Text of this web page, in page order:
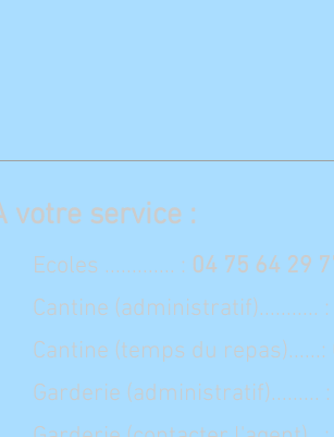
votre service :
Ecoles ............. : 04 75 64 29
Cantine (administratif)........... :
Cantine (temps du repas)......:
Garderie (administratif)......... :